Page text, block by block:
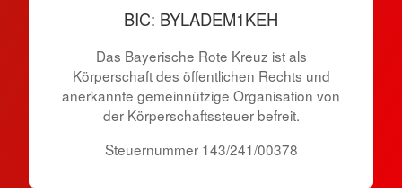
BIC: BYLADEM1KEH
Das Bayerische Rote Kreuz ist als
Körperschaft des öffentlichen Rechts und
anerkannte gemeinnützige Organisation von
der Körper­schafts­steuer befreit.
Steuernummer 143/241/00378